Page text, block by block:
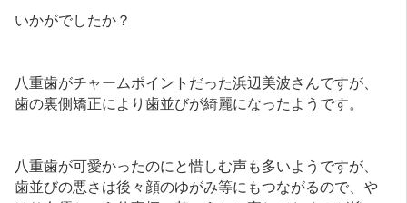
いかがでしたか？
八重歯がチャームポイントだった浜辺美波さんですが、
歯の裏側矯正により歯並びが綺麗になったようです。
八重歯が可愛かったのにと惜しむ声も多いようですが、
歯並びの悪さは後々顔のゆがみ等にもつながるので、や